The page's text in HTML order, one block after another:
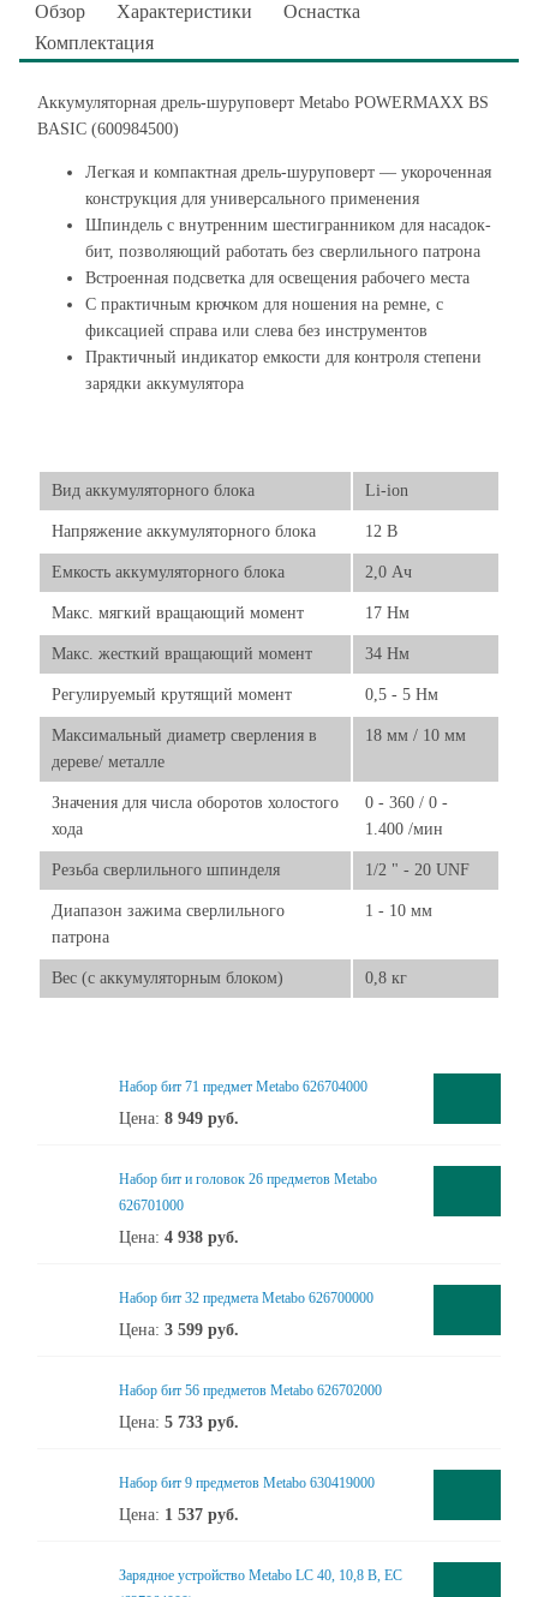
Обзор Характеристики
Оснастка
Комплектация
Аккумуляторная дрель-шуруповерт Metabo POWERMAXX BS
BASIC (600984500)
Легкая и компактная дрель-шуруповерт — укороченная
конструкция для универсального применения
Шпиндель с внутренним шестигранником для насадок-
бит, позволяющий работать без сверлильного патрона
Встроенная подсветка для освещения рабочего места
С практичным крючком для ношения на ремне, с
фиксацией справа или слева без инструментов
Практичный индикатор емкости для контроля степени
зарядки аккумулятора
Вид аккумуляторного блока Li-ion
Напряжение аккумуляторного блока 12 В
Емкость аккумуляторного блока 2,0 Ач
Макс. мягкий вращающий момент 17 Нм
Макс. жесткий вращающий момент 34 Нм
Регулируемый крутящий момент 0,5 - 5 Нм
Максимальный диаметр сверления в
дереве/ металле
18 мм / 10 мм
Значения для числа оборотов холостого
хода
0 - 360 / 0 -
1.400 /мин
Резьба сверлильного шпинделя 1/2 " - 20 UNF
Диапазон зажима сверлильного
патрона
1 - 10 мм
Вес (с аккумуляторным блоком) 0,8 кг
Набор бит 71 предмет Metabo 626704000
Цена: 8 949 руб.
Набор бит и головок 26 предметов Metabo
626701000
Цена: 4 938 руб.
Набор бит 32 предмета Metabo 626700000
Цена: 3 599 руб.
Набор бит 56 предметов Metabo 626702000
Цена: 5 733 руб.
Набор бит 9 предметов Metabo 630419000
Цена: 1 537 руб.
Зарядное устройство Metabo LC 40, 10,8 В, ЕС